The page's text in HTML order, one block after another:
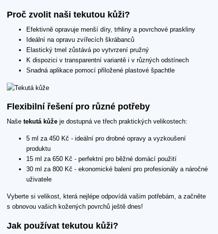
Proč zvolit naši tekutou kůži?
Efektivně opravuje menší díry, trhliny a povrchové praskliny
Ideální na opravu zvířecích škrábanců
Elastický tmel zůstává po vytvrzení pružný
K dispozici v transparentní variantě i v různých odstínech
Snadná aplikace pomocí přiložené plastové špachtle
Flexibilní řešení pro různé potřeby
Naše tekutá kůže je dostupná ve třech praktických velikostech:
5 ml za 450 Kč - ideální pro drobné opravy a vyzkoušení
produktu
15 ml za 650 Kč - perfektní pro běžné domácí použití
30 ml za 800 Kč - ekonomické balení pro profesionály a náročné
uživatele
Vyberte si velikost, která nejlépe odpovídá vašim potřebám, a začněte
s obnovou vašich kožených povrchů ještě dnes!
Jak používat tekutou kůži?